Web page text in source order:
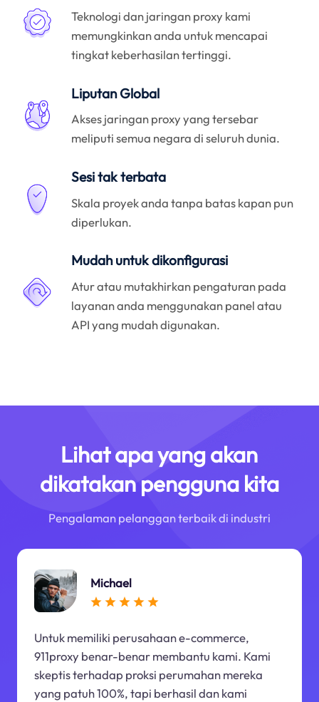
Teknologi dan jaringan proxy kami
memungkinkan anda untuk mencapai
tingkat keberhasilan tertinggi.
Liputan Global
Akses jaringan proxy yang tersebar
meliputi semua negara di seluruh dunia.
Sesi tak terbata
Skala proyek anda tanpa batas kapan pun
diperlukan.
Mudah untuk dikonfigurasi
Atur atau mutakhirkan pengaturan pada
layanan anda menggunakan panel atau
API yang mudah digunakan.
Lihat apa yang akan
dikatakan pengguna kita
Pengalaman pelanggan terbaik di industri
Michael
Untuk memiliki perusahaan e-commerce,
911proxy benar-benar membantu kami. Kami
skeptis terhadap proksi perumahan mereka
yang patuh 100%, tapi berhasil dan kami